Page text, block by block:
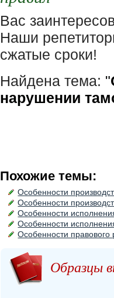
Вас
Наши
сжатые сроки!
Найдена тема: "
нарушении
Похожие темы:
Особенности
Особенности
Особенности
Особенности
Особенности
Образцы